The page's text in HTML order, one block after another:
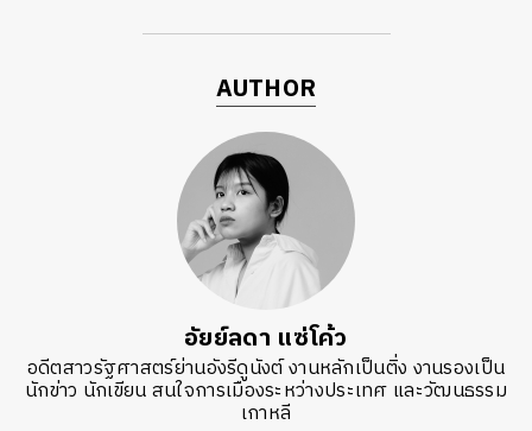
AUTHOR
อัยย์ลดา แซ่โค้ว
อดีตสาวรัฐศาสตร์ย่านอังรีดูนังต์ งานหลักเป็นติ่ง งานรองเป็น
นักข่าว นักเขียน สนใจการเมืองระหว่างประเทศ และวัฒนธรรม
เกาหลี